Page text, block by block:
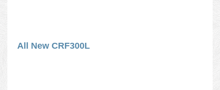
All New CRF300L